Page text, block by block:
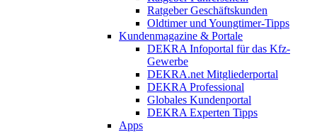
Ratgeber Geschäftskunden
Oldtimer und Youngtimer-Tipps
Kundenmagazine & Portale
DEKRA Infoportal für das Kfz-
Gewerbe
DEKRA.net Mitgliederportal
DEKRA Professional
Globales Kundenportal
DEKRA Experten Tipps
Apps